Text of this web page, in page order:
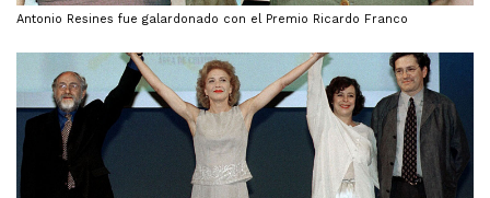
Antonio Resines fue galardonado con el Premio Ricardo Franco